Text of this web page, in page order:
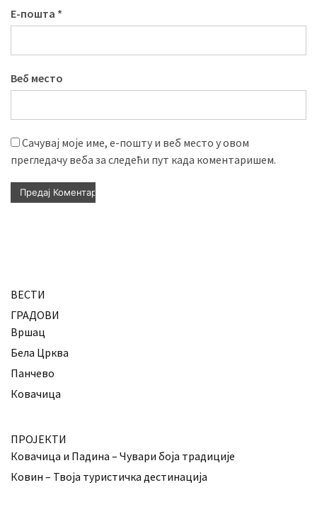
Е-пошта *
Веб место
Сачувај моје име, е-пошту и веб место у овом
прегледачу веба за следећи пут када коментаришем.
ВЕСТИ
ГРАДОВИ
Вршац
Бела Црква
Панчево
Ковачица
ПРОЈЕКТИ
Ковачица и Падина – Чувари боја традиције
Ковин – Твоја туристичка дестинација